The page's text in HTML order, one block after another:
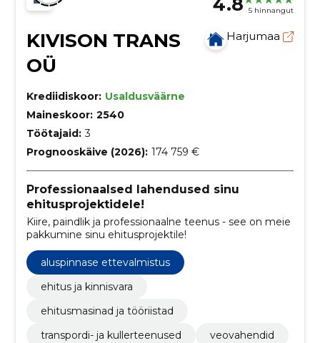
5 hinnangut
KIVISON TRANS
OÜ
Harjumaa
Krediidiskoor: Usaldusväärne
Maineskoor: 2540
Töötajaid: 3
Prognooskäive (2026): 174 759 €
Professionaalsed lahendused sinu
ehitusprojektidele!
Kiire, paindlik ja professionaalne teenus - see on meie
pakkumine sinu ehitusprojektile!
aluspinnase ettevalmistus
ehitus ja kinnisvara
ehitusmasinad ja tööriistad
transpordi- ja kullerteenused
veovahendid